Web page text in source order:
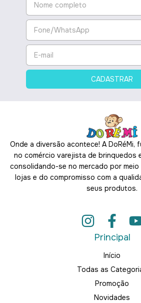
Onde a diversão acontece! A DoRéMi,
no comércio varejista de brinquedos
consolidando-se no mercado por meio
lojas e do compromisso com a
seus produtos.
Principal
Início
Todas as
Promoção
Novidades